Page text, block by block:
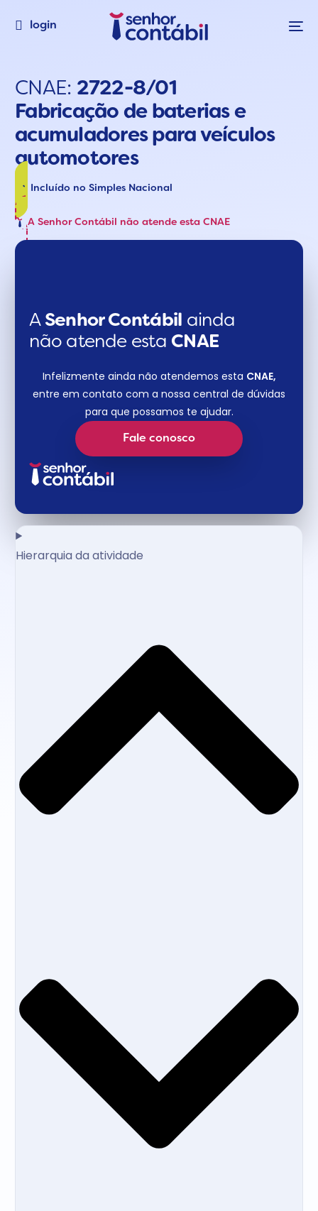
login
CNAE: 2722-8/01
Fabricação de baterias e
acumuladores para veículos
automotores
Incluído no Simples Nacional
A Senhor Contábil não atende esta CNAE
A Senhor Contábil ainda
não atende esta CNAE​
Infelizmente ainda não atendemos esta CNAE,
entre em contato com a nossa central de dúvidas
para que possamos te ajudar.
Fale conosco
Hierarquia da atividade